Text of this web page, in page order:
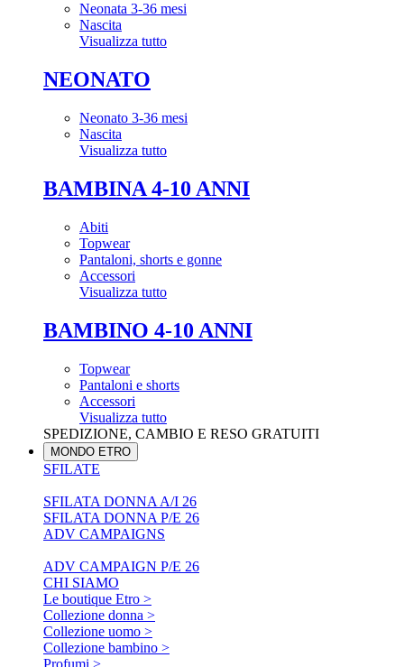
Neonata 3-36 mesi
Nascita
Visualizza tutto
NEONATO
Neonato 3-36 mesi
Nascita
Visualizza tutto
BAMBINA 4-10 ANNI
Abiti
Topwear
Pantaloni, shorts e gonne
Accessori
Visualizza tutto
BAMBINO 4-10 ANNI
Topwear
Pantaloni e shorts
Accessori
Visualizza tutto
SPEDIZIONE, CAMBIO E RESO GRATUITI
MONDO ETRO
SFILATE
SFILATA DONNA A/I 26
SFILATA DONNA P/E 26
ADV CAMPAIGNS
ADV CAMPAIGN P/E 26
CHI SIAMO
Le boutique Etro >
Collezione donna >
Collezione uomo >
Collezione bambino >
Profumi >